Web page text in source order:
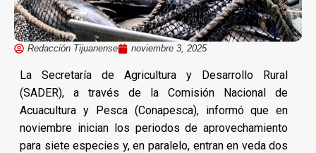
Redacción Tijuanense noviembre 3, 2025
La Secretaría de Agricultura y Desarrollo Rural
(SADER), a través de la Comisión Nacional de
Acuacultura y Pesca (Conapesca), informó que en
noviembre inician los periodos de aprovechamiento
para siete especies y, en paralelo, entran en veda dos